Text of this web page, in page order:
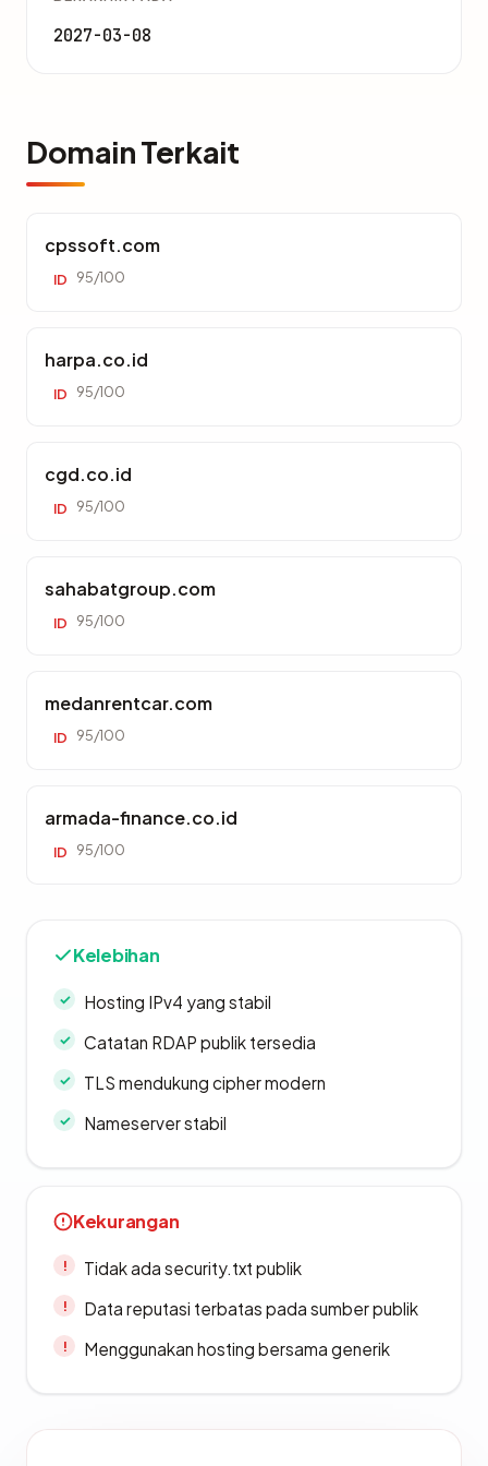
2027-03-08
Domain Terkait
cpssoft.com
ID 95/100
harpa.co.id
ID 95/100
cgd.co.id
ID 95/100
sahabatgroup.com
ID 95/100
medanrentcar.com
ID 95/100
armada-finance.co.id
ID 95/100
Kelebihan
Hosting IPv4 yang stabil
Catatan RDAP publik tersedia
TLS mendukung cipher modern
Nameserver stabil
Kekurangan
Tidak ada security.txt publik
Data reputasi terbatas pada sumber publik
Menggunakan hosting bersama generik